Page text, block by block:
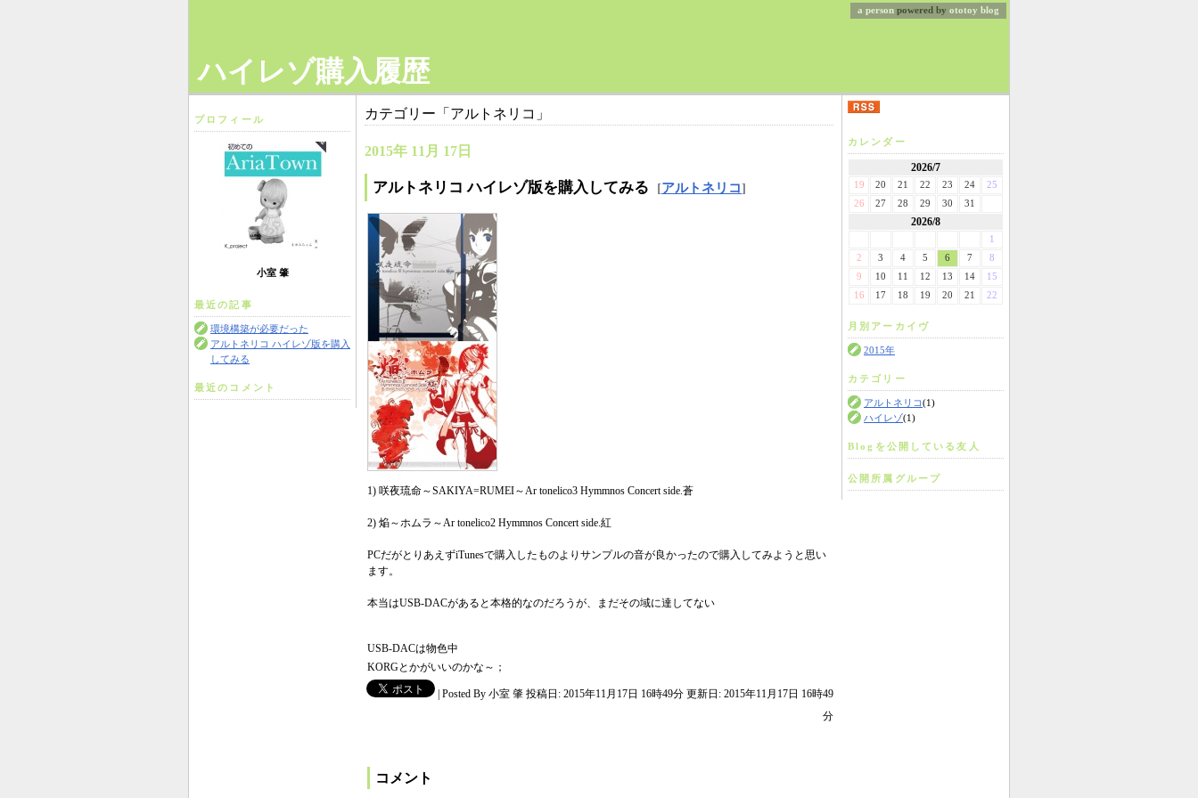
a person powered byototoy blog
ハイレゾ購入履歴
プロフィール
小室 肇
最近の記事
環境構築が必要だった
アルトネリコ ハイレゾ版を購入
してみる
最近のコメント
カレンダー
2026/7
19 20 21 22 23 24
25
26
27 28 29 30 31
2026/8
1
2
3 4 5 6 7
8
9
10 11 12 13 14
15
16
17 18 19 20 21 22
月別アーカイヴ
2015年
カテゴリー
アルトネリコ(1)
ハイレゾ(1)
Blogを公開している友人
公開所属グループ
カテゴリー「アルトネリコ」
2015年 11月 17日
アルトネリコ ハイレゾ版を購入してみる [アルトネリコ]
1) 咲夜琉命～SAKIYA=RUMEI～Ar tonelico3 Hymmnos Concert side.蒼
2) 焔～ホムラ～Ar tonelico2 Hymmnos Concert side.紅
PCだがとりあえずiTunesで購入したものよりサンプルの音が良かったので購入してみようと思い
ます。
本当はUSB-DACがあると本格的なのだろうが、まだその域に達してない
USB-DACは物色中
KORGとかがいいのかな～；
Posted By 小室 肇 投稿日: 2015年11月17日 16時49分 更新日: 2015年11月17日 16時49
分
コメント